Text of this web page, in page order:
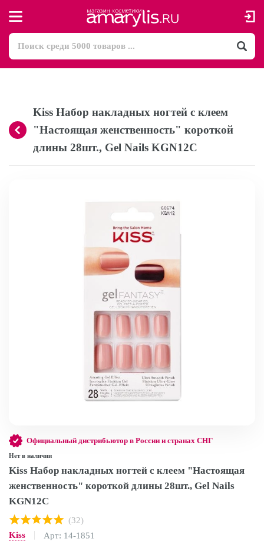
Kiss Набор накладных ногтей с клеем
"Настоящая женственность" короткой
длины 28шт., Gel Nails KGN12C
Официальный дистрибьютор в России и странах СНГ
Нет в наличии
Kiss Набор накладных ногтей с клеем "Настоящая
женственность" короткой длины 28шт., Gel Nails
KGN12C
(32)
Kiss
Арт: 14-1851